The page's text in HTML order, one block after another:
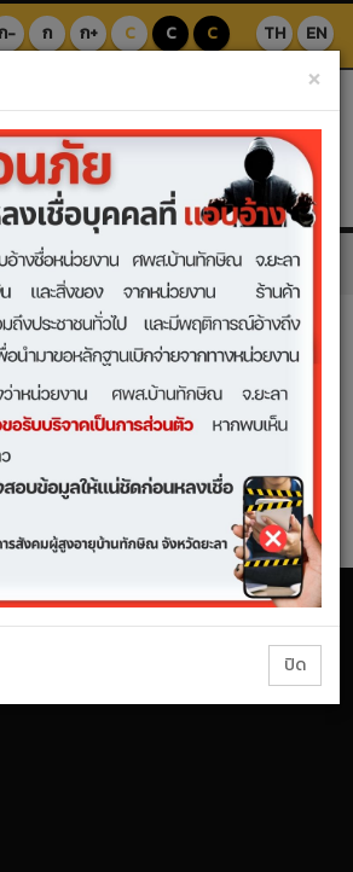
TH EN
- ก ก+ C C C
GALLERY
×
ปิด